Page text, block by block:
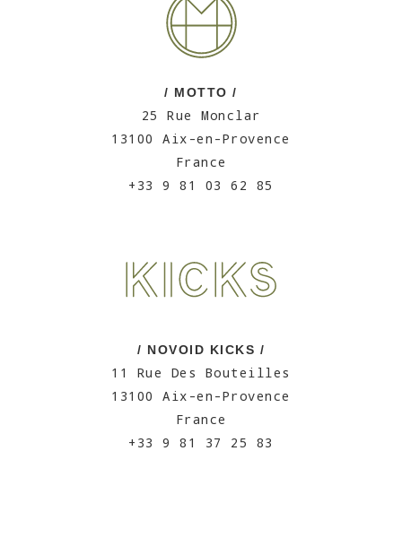
/ MOTTO /
25 Rue Monclar
13100 Aix-en-Provence
France
+33 9 81 03 62 85
/ NOVOID KICKS /
11 Rue Des Bouteilles
13100 Aix-en-Provence
France
+33 9 81 37 25 83